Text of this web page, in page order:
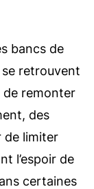
bancs de
retrouvent
de remonter
des
de limiter
l’espoir de
certaines